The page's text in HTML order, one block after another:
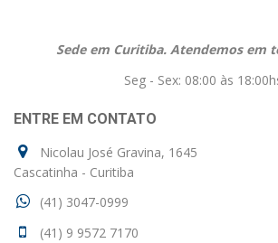
Sede em Curitiba. Atendemos em
Seg - Sex: 08:00 às
ENTRE EM CONTATO
Nicolau José Gravina, 1645
Cascatinha - Curitiba
(41) 3047-0999
(41) 9 9572 7170